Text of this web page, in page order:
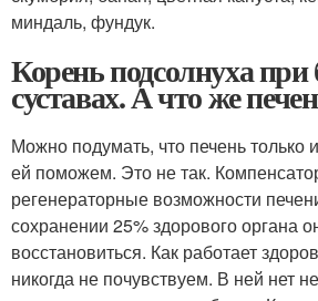
миндаль, фундук.
Корень подсолнуха при
суставах. А что же
Можно подумать, что печень только
ей поможем. Это не так.
регенераторные возможности
сохранении 25% здорового органа
восстановиться. Как работает
никогда не почувствуем. В ней нет